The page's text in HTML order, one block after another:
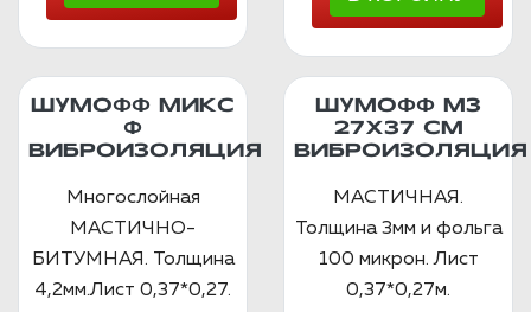
ШУМОФФ МИКС
Ф
ВИБРОИЗОЛЯЦИЯ
Многослойная
МАСТИЧНО-
БИТУМНАЯ. Толщина
4,2мм.Лист 0,37*0,27.
ШУМОФФ М3
27Х37 СМ
ВИБРОИЗОЛЯЦИЯ
МАСТИЧНАЯ.
Толщина 3мм и фольга
100 микрон. Лист
0,37*0,27м.